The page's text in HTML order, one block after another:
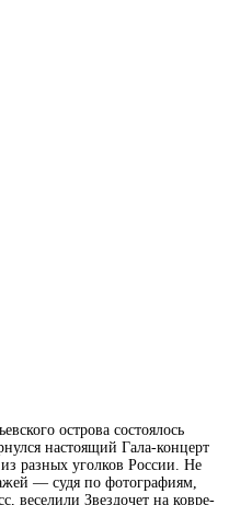
острова состоялось
настоящий Гала-концерт
разных уголков России. Не
— судя по фотографиям,
веселили Звездочет на ковре-